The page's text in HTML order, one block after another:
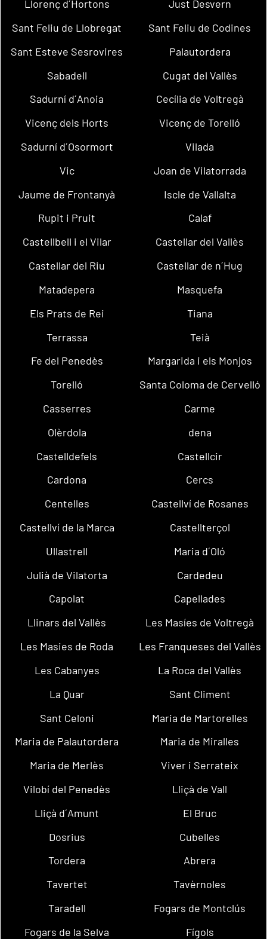
Llorenç d´Hortons
Just Desvern
Sant Feliu de Llobregat
Sant Feliu de Codines
Sant Esteve Sesrovires
Palautordera
Sabadell
Cugat del Vallès
Sadurní d´Anoia
Cecília de Voltregà
Vicenç dels Horts
Vicenç de Torelló
Sadurní d´Osormort
Vilada
Vic
Joan de Vilatorrada
Jaume de Frontanyà
Iscle de Vallalta
Rupit i Pruit
Calaf
Castellbell i el Vilar
Castellar del Vallès
Castellar del Riu
Castellar de n´Hug
Matadepera
Masquefa
Els Prats de Rei
Tiana
Terrassa
Teià
Fe del Penedès
Margarida i els Monjos
Torelló
Santa Coloma de Cervelló
Casserres
Carme
Olèrdola
dena
Castelldefels
Castellcir
Cardona
Cercs
Centelles
Castellví de Rosanes
Castellví de la Marca
Castellterçol
Ullastrell
Maria d´Oló
Julià de Vilatorta
Cardedeu
Capolat
Capellades
Llinars del Vallès
Les Masíes de Voltregà
Les Masies de Roda
Les Franqueses del Vallès
Les Cabanyes
La Roca del Vallès
La Quar
Sant Climent
Sant Celoni
Maria de Martorelles
Maria de Palautordera
Maria de Miralles
Maria de Merlès
Viver i Serrateix
Vilobí del Penedès
Lliçà de Vall
Lliçà d´Amunt
El Bruc
Dosrius
Cubelles
Tordera
Abrera
Tavertet
Tavèrnoles
Taradell
Fogars de Montclús
Fogars de la Selva
Fígols